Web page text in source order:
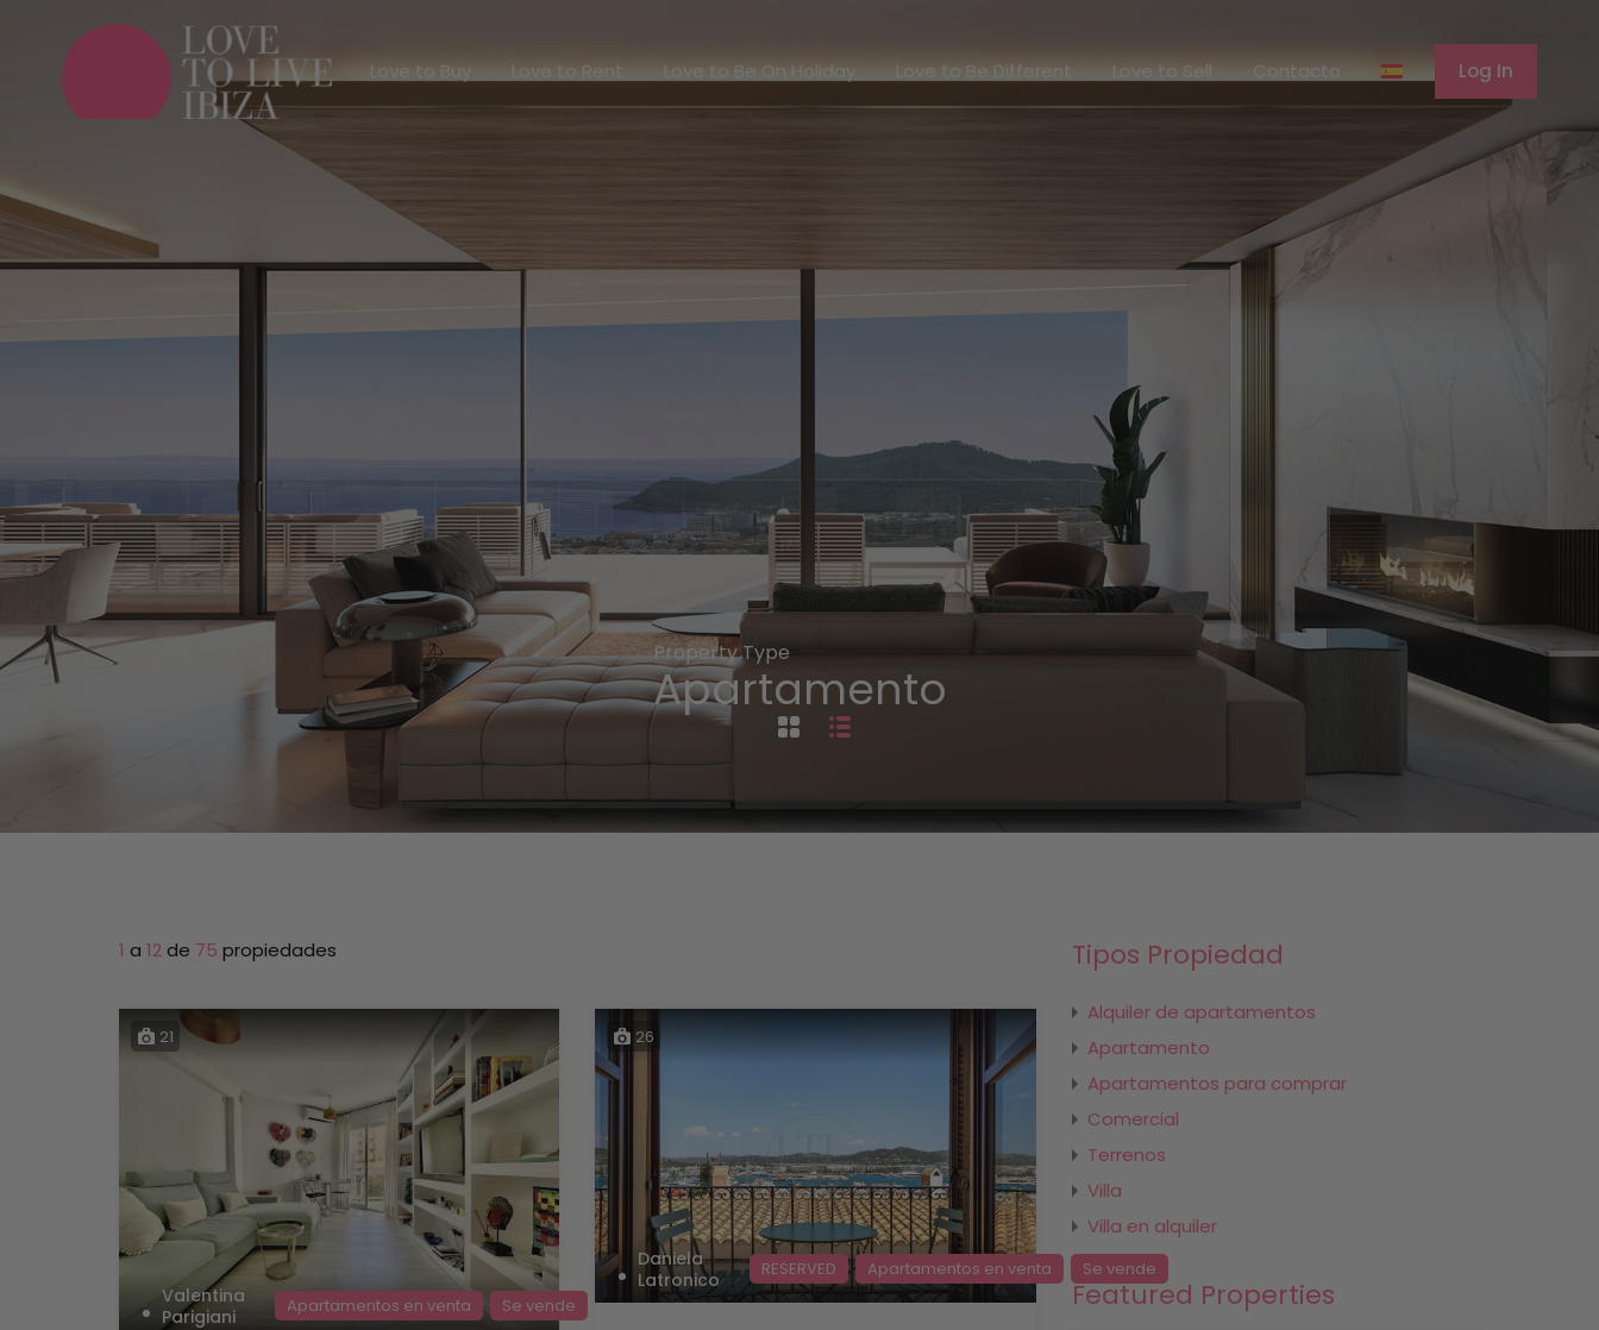
Log In
Love to Buy
Love to Rent Love to Be On Holiday Love to Be Different Love to Sell Contacto Log In
Property Type
Apartamento
1 a 12de 75 propiedades
21
Valentina
Parigiani
Apartamentos en venta Se vende
26
Daniela
Latronico
RESERVED Apartamentos en venta Se vende
Tipos Propiedad
Alquiler de apartamentos
Apartamento
Apartamentos para comprar
Comercial
Terrenos
Villa
Villa en alquiler
Featured Properties